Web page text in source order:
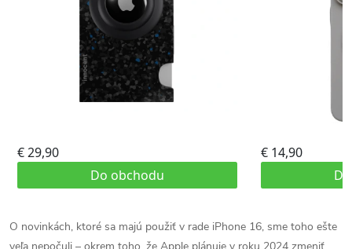
O novinkách, ktoré sa majú použiť v rade iPhone 16, sme toho ešte